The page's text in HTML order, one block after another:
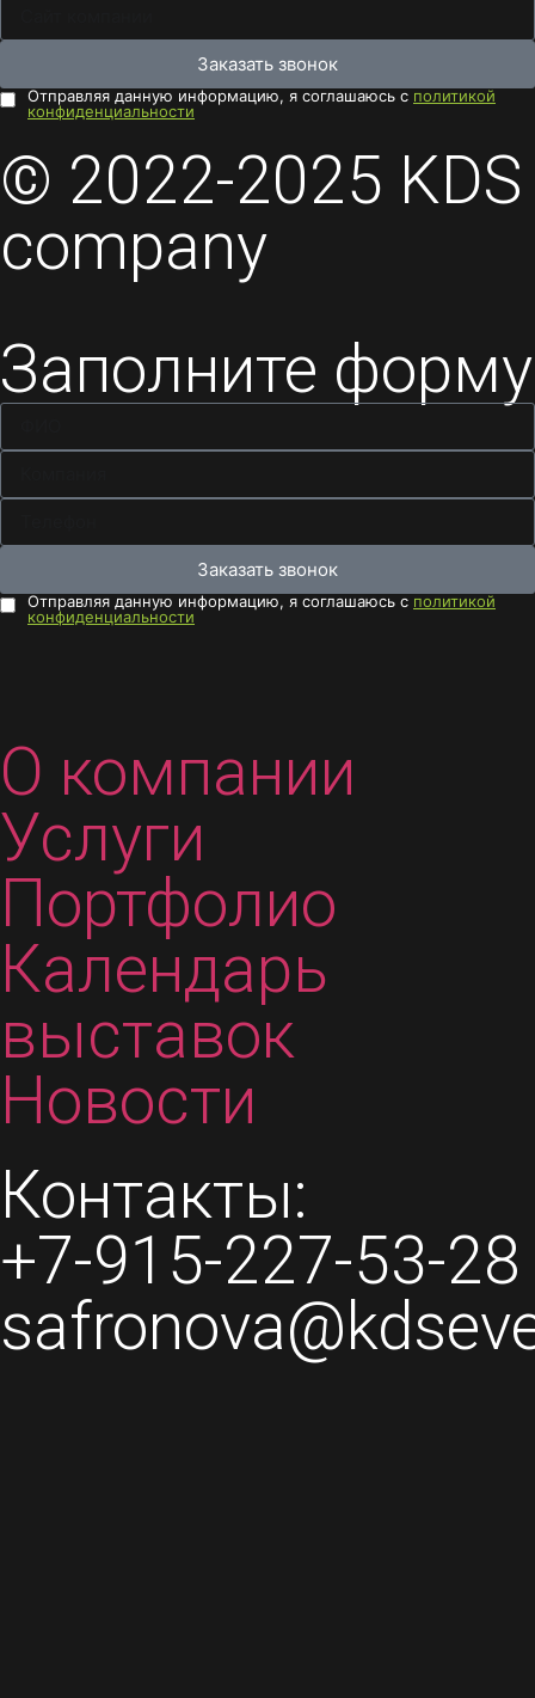
Заказать звонок
Отправляя данную информацию, я соглашаюсь с политикой
конфиденциальности
© 2022-2025 KDS
company
Заполните форму
Заказать звонок
Отправляя данную информацию, я соглашаюсь с политикой
конфиденциальности
О компании
Услуги
Портфолио
Календарь
выставок
Новости
Контакты:
+7-915-227-53-28